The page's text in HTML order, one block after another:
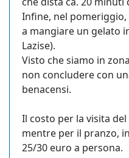
Infine, nel
a mangiare un gelato
Lazise).
Visto che siamo in
non concludere con
benacensi.
Il costo per la visita
mentre per il pranzo,
25/30 euro a persona.